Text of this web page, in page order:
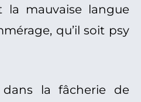
la mauvaise langue
qu’il soit psy
la fâcherie de